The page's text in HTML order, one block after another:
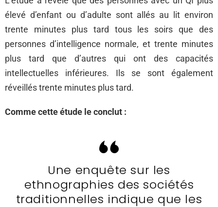
élevé d’enfant ou d’adulte sont allés au lit environ
trente minutes plus tard tous les soirs que des
personnes d’intelligence normale, et trente minutes
plus tard que d’autres qui ont des capacités
intellectuelles inférieures. Ils se sont également
réveillés trente minutes plus tard.
Comme cette étude le conclut :
Une enquête sur les
ethnographies des sociétés
traditionnelles indique que les